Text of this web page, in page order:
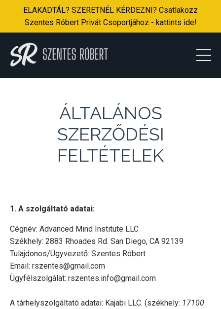
ELAKADTÁL? SZERETNÉL KÉRDEZNI? Csatlakozz
Szentes Róbert Privát Csoportjához - kattints ide!
ÁLTALÁNOS
SZERZŐDÉSI
FELTÉTELEK
1. A szolgáltató adatai:
Cégnév: Advanced Mind Institute LLC
Székhely: 2883 Rhoades Rd. San Diego, CA 92139
Tulajdonos/Ügyvezető: Szentes Róbert
Email: rszentes@gmail.com
Ügyfélszolgálat: rszentes.info@gmail.com
A tárhelyszolgáltató adatai: Kajabi LLC. (székhely: 17100